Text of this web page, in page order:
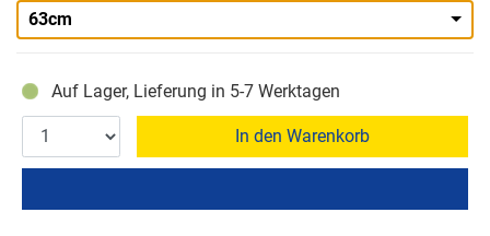
63cm
Auf Lager, Lieferung in 5-7 Werktagen
In den Warenkorb